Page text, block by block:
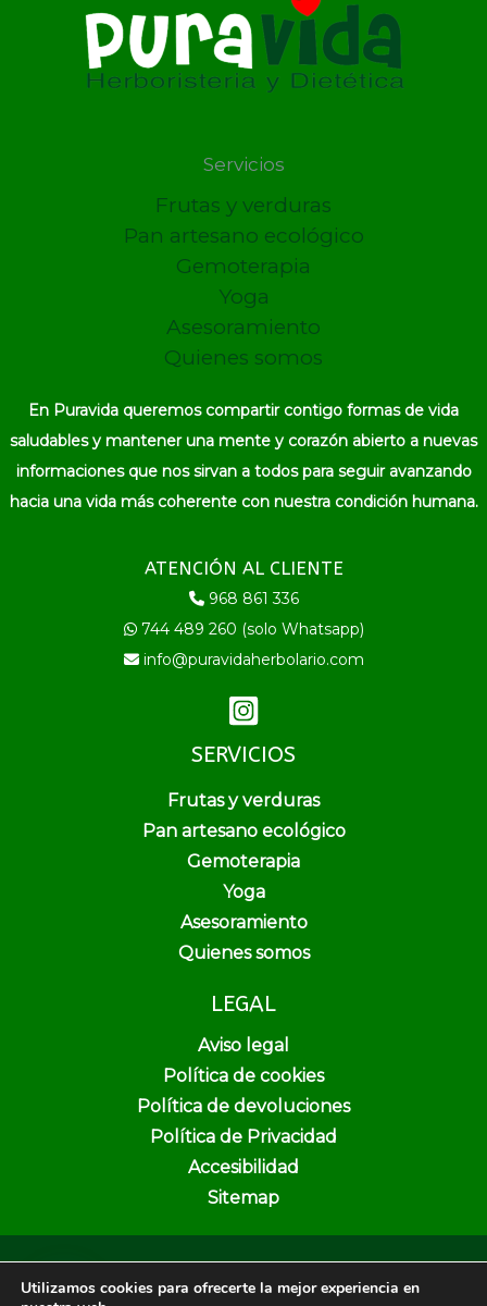
Servicios
Frutas y verduras
Pan artesano ecológico
Gemoterapia
Yoga
Asesoramiento
Quienes somos
En Puravida queremos compartir contigo formas de vida
saludables y mantener una mente y corazón abierto a nuevas
informaciones que nos sirvan a todos para seguir avanzando
hacia una vida más coherente con nuestra condición humana.
ATENCIÓN AL CLIENTE
968 861 336
744 489 260 (solo Whatsapp)
info@puravidaherbolario.com
SERVICIOS
Frutas y verduras
Pan artesano ecológico
Gemoterapia
Yoga
Asesoramiento
Quienes somos
LEGAL
Aviso legal
Política de cookies
Política de devoluciones
Política de Privacidad
Accesibilidad
Sitemap
Utilizamos cookies para ofrecerte la mejor experiencia en